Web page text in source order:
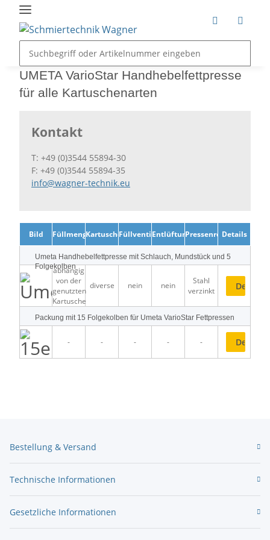
UMETA VarioStar Handhebelfettpresse
für alle Kartuschenarten
Kontakt
T: +49 (0)3544 55894-30
F: +49 (0)3544 55894-35
info@wagner-technik.eu
Bild FüllmengeKartuschenFüllventilEntlüftungsventil
PressenrohrDetails
Umeta Handhebelfettpresse mit Schlauch, Mundstück und 5
Folgekolben
abhängig
von der
genutzten
Kartusche
diverse nein nein
Stahl
verzinkt
Details
Packung mit 15 Folgekolben für Umeta VarioStar Fettpressen
- - - - - Details
Bestellung & Versand
Technische Informationen
Gesetzliche Informationen